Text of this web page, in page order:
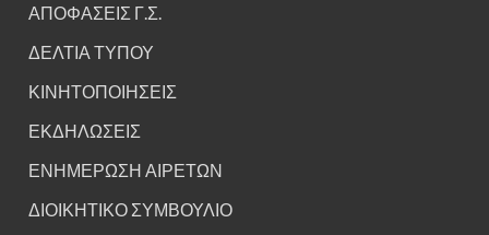
ΑΠΟΦΑΣΕΙΣ Γ.Σ.
ΔΕΛΤΙΑ ΤΥΠΟΥ
ΚΙΝΗΤΟΠΟΙΗΣΕΙΣ
ΕΚΔΗΛΩΣΕΙΣ
ΕΝΗΜΕΡΩΣΗ ΑΙΡΕΤΩΝ
ΔΙΟΙΚΗΤΙΚΟ ΣΥΜΒΟΥΛΙΟ